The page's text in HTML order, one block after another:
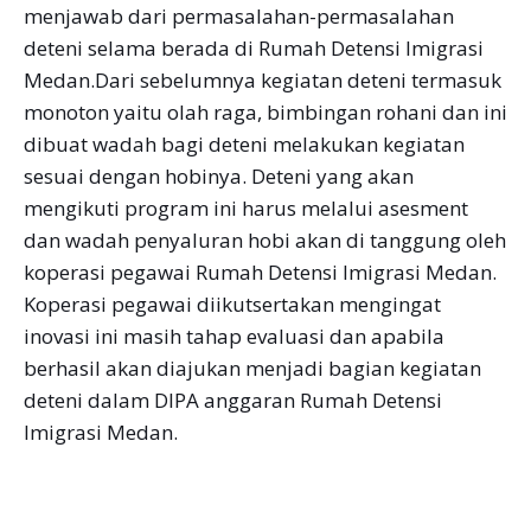
menjawab dari permasalahan-permasalahan
deteni selama berada di Rumah Detensi Imigrasi
Medan.Dari sebelumnya kegiatan deteni termasuk
monoton yaitu olah raga, bimbingan rohani dan ini
dibuat wadah bagi deteni melakukan kegiatan
sesuai dengan hobinya. Deteni yang akan
mengikuti program ini harus melalui asesment
dan wadah penyaluran hobi akan di tanggung oleh
koperasi pegawai Rumah Detensi Imigrasi Medan.
Koperasi pegawai diikutsertakan mengingat
inovasi ini masih tahap evaluasi dan apabila
berhasil akan diajukan menjadi bagian kegiatan
deteni dalam DIPA anggaran Rumah Detensi
Imigrasi Medan.